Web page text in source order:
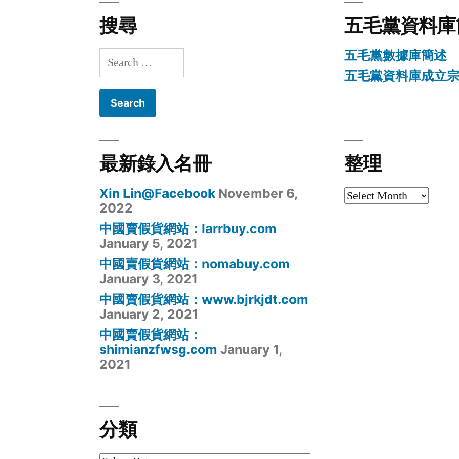
搜尋
Search
for:
五毛黨資料
五毛黨數據庫簡述
五毛黨資料庫成立
最新錄入名冊
Xin Lin@Facebook November 6,
2022
中國賣假貨網站：larrbuy.com
January 5, 2021
中國賣假貨網站：nomabuy.com
January 3, 2021
中國賣假貨網站：www.bjrkjdt.com
January 2, 2021
中國賣假貨網站：
shimianzfwsg.com January 1,
2021
整理
整
分類